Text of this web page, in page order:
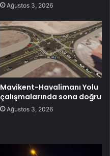
Ağustos 3, 2026
Mavikent-Havalimanı Yolu
çalışmalarında sona doğru
Ağustos 3, 2026